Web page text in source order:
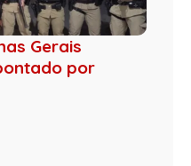
Gerais
por